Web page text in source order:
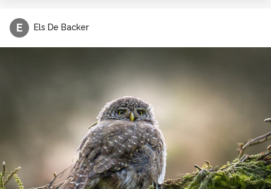
E Els De Backer